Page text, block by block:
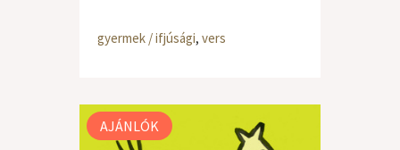
gyermek / ifjúsági, vers
AJÁNLÓK